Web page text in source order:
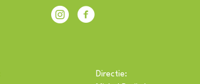
IKC AchterbergFacebook IKC Achterberg
Directie: